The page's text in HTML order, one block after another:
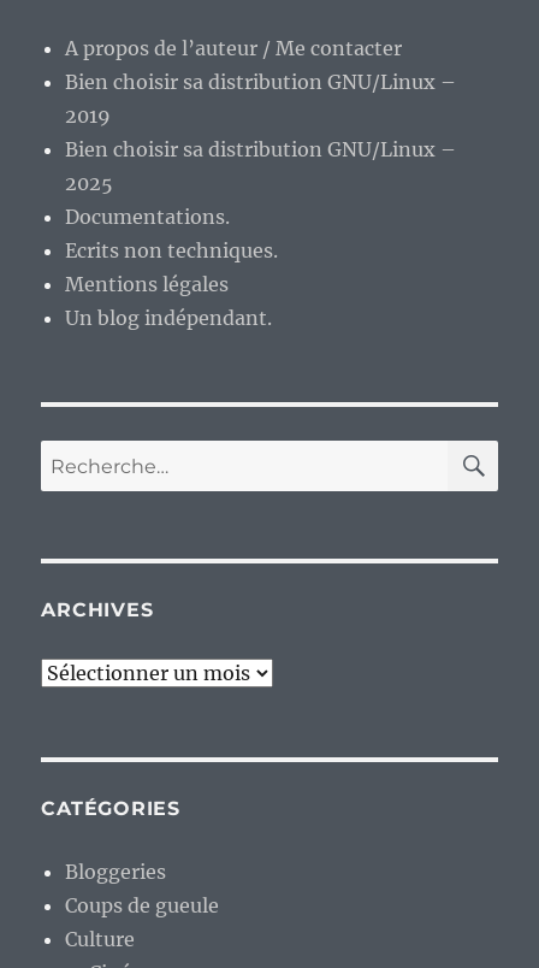
A propos de l’auteur / Me contacter
Bien choisir sa distribution GNU/Linux –
2019
Bien choisir sa distribution GNU/Linux –
2025
Documentations.
Ecrits non techniques.
Mentions légales
Un blog indépendant.
Recherche
pour :
ARCHIVES
Archives
CATÉGORIES
Bloggeries
Coups de gueule
Culture